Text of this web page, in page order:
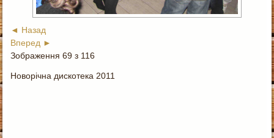
◄ Назад
Вперед ►
Зображення 69 з 116
Новорічна дискотека 2011